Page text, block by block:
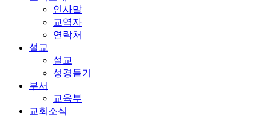
인사말
교역자
연락처
설교
설교
성경듣기
부서
교육부
교회소식